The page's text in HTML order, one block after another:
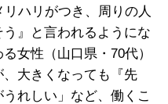
ハリがつき、周りの人
』と言われるようにな
女性（山口県・70代）
大きくなっても『先
れしい」など、働くこ